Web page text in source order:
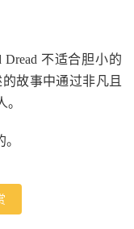
不适合胆小的
故事中通过非凡且